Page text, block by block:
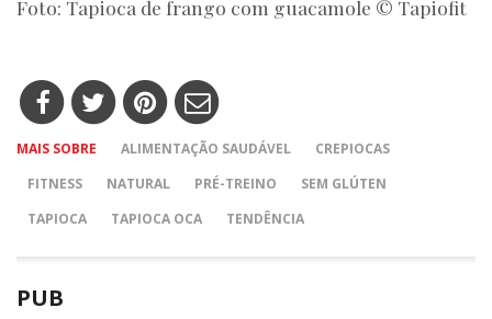
Foto: Tapioca de frango com guacamole © Tapiofit
MAIS SOBRE ALIMENTAÇÃO SAUDÁVEL
CREPIOCAS
FITNESS
NATURAL PRÉ-TREINO
SEM GLÚTEN
TAPIOCA
TAPIOCA OCA TENDÊNCIA
PUB